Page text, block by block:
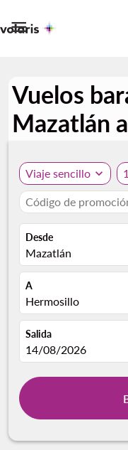

Vuelos
Mazatlán
Viaje sencillo expand_more
Código de
Desde
Mazatlán
A
Hermosillo
Salida
fc-booking-
14/08/2026